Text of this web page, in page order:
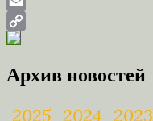
Email
Copy
Архив новостей
2025 2024 2023